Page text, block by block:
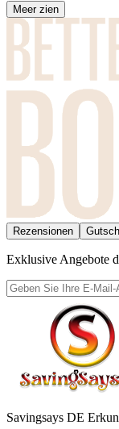
Meer zien
Rezensionen
Exklusive Angebote
Savingsays DE